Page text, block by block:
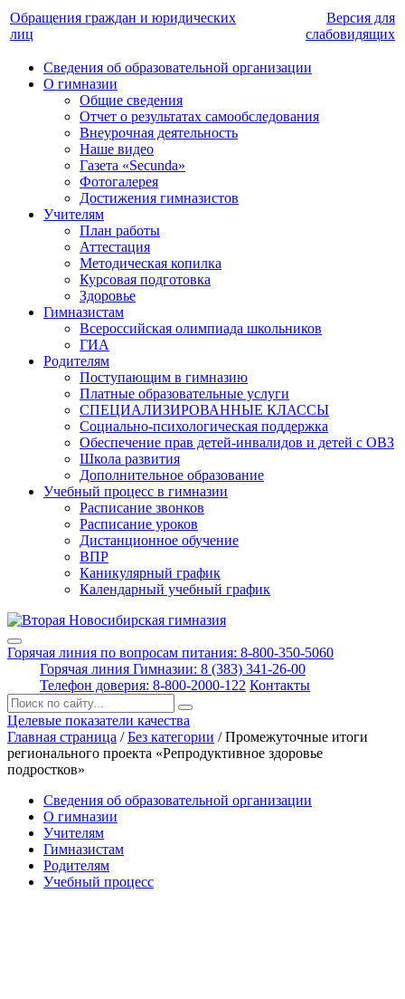
Обращения граждан и юридических
лиц
Версия для
слабовидящих
Сведения об образовательной организации
О гимназии
Общие сведения
Отчет о результатах самообследования
Внеурочная деятельность
Наше видео
Газета «Secunda»
Фотогалерея
Достижения гимназистов
Учителям
План работы
Аттестация
Методическая копилка
Курсовая подготовка
Здоровье
Гимназистам
Всероссийская олимпиада школьников
ГИА
Родителям
Поступающим в гимназию
Платные образовательные услуги
СПЕЦИАЛИЗИРОВАННЫЕ КЛАССЫ
Социально-психологическая поддержка
Обеспечение прав детей-инвалидов и детей с ОВЗ
Школа развития
Дополнительное образование
Учебный процесс в гимназии
Расписание звонков
Расписание уроков
Дистанционное обучение
ВПР
Каникулярный график
Календарный учебный график
Горячая линия по вопросам питания: 8-800-350-5060
Горячая линия Гимназии: 8 (383) 341-26-00
Телефон доверия: 8-800-2000-122 Контакты
Поиск:
Целевые показатели качества
Главная страница /Без категории /Промежуточные итоги
регионального проекта «Репродуктивное здоровье
подростков»
Сведения об образовательной организации
О гимназии
Учителям
Гимназистам
Родителям
Учебный процесс